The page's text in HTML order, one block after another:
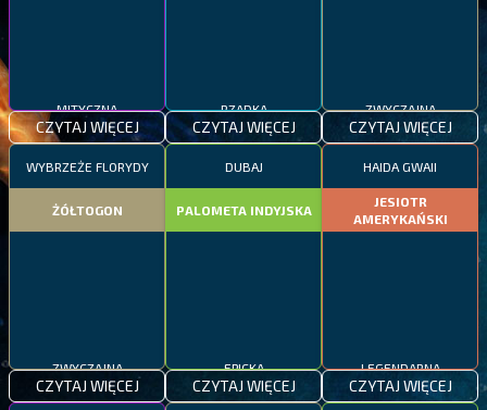
MITYCZNA
CZYTAJ WIĘCEJ
RZADKA
CZYTAJ WIĘCEJ
ZWYCZAJNA
CZYTAJ WIĘCEJ
WYBRZEŻE FLORYDY
ŻÓŁTOGON
ZWYCZAJNA
CZYTAJ WIĘCEJ
DUBAJ
PALOMETA INDYJSKA
EPICKA
CZYTAJ WIĘCEJ
HAIDA GWAII
JESIOTR
AMERYKAŃSKI
LEGENDARNA
CZYTAJ WIĘCEJ